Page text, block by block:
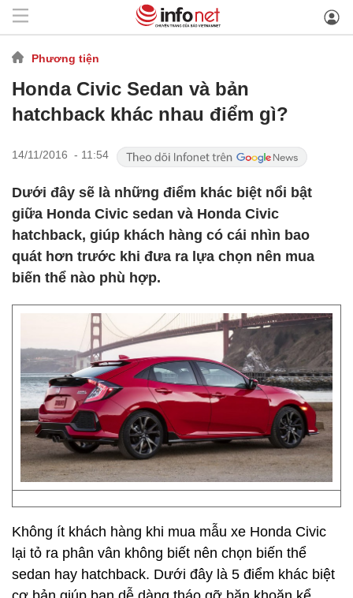
Phương tiện
Honda Civic Sedan và bản
hatchback khác nhau điểm gì?
14/11/2016 - 11:54
Dưới đây sẽ là những điểm khác biệt nổi bật
giữa Honda Civic sedan và Honda Civic
hatchback, giúp khách hàng có cái nhìn bao
quát hơn trước khi đưa ra lựa chọn nên mua
biến thể nào phù hợp.
Không ít khách hàng khi mua mẫu xe Honda Civic
lại tỏ ra phân vân không biết nên chọn biến thể
sedan hay hatchback. Dưới đây là 5 điểm khác biệt